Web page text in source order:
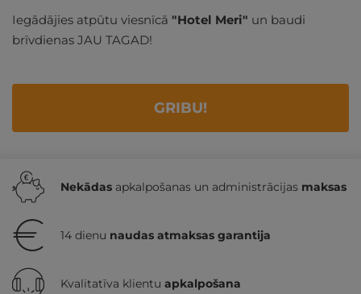
Iegādājies atpūtu viesnīcā "Hotel Meri" un baudi
brīvdienas JAU TAGAD!
GRIBU!
Nekādas apkalpošanas un administrācijas maksas
14 dienu naudas atmaksas garantija
Kvalitatīva klientu apkalpošana